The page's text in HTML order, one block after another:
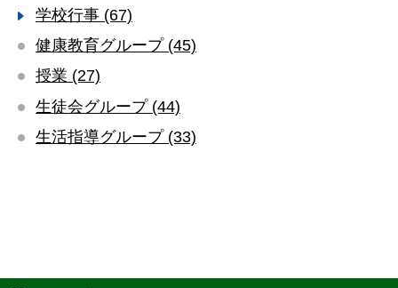
学校行事 (67)
健康教育グループ (45)
授業 (27)
生徒会グループ (44)
生活指導グループ (33)